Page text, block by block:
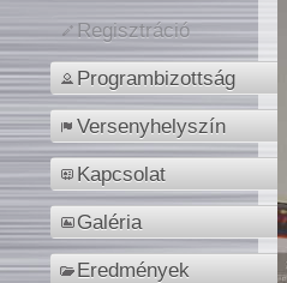
Regisztráció
Programbizottság
Versenyhelyszín
Kapcsolat
Galéria
Eredmények